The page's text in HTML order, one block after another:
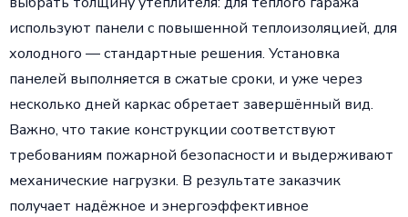
используют панели с повышенной теплоизоляцией, для
холодного — стандартные решения. Установка
панелей выполняется в сжатые сроки, и уже через
несколько дней каркас обретает завершённый вид.
Важно, что такие конструкции соответствуют
требованиям пожарной безопасности и выдерживают
механические нагрузки. В результате заказчик
получает надёжное и энергоэффективное